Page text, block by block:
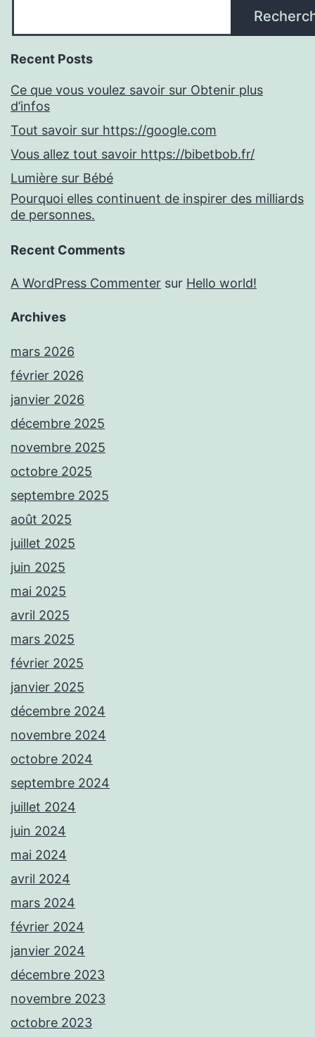
Recent Posts
Ce que vous voulez savoir sur Obtenir plus
d’infos
Tout savoir sur https://google.com
Vous allez tout savoir https://bibetbob.fr/
Lumière sur Bébé
Pourquoi elles continuent de inspirer des milliards
de personnes.
Recent Comments
A WordPress Commenter sur Hello world!
Archives
mars 2026
février 2026
janvier 2026
décembre 2025
novembre 2025
octobre 2025
septembre 2025
août 2025
juillet 2025
juin 2025
mai 2025
avril 2025
mars 2025
février 2025
janvier 2025
décembre 2024
novembre 2024
octobre 2024
septembre 2024
juillet 2024
juin 2024
mai 2024
avril 2024
mars 2024
février 2024
janvier 2024
décembre 2023
novembre 2023
octobre 2023